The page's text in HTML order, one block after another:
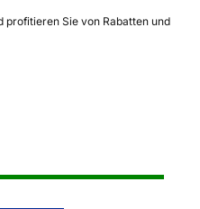
profitieren Sie von Rabatten und